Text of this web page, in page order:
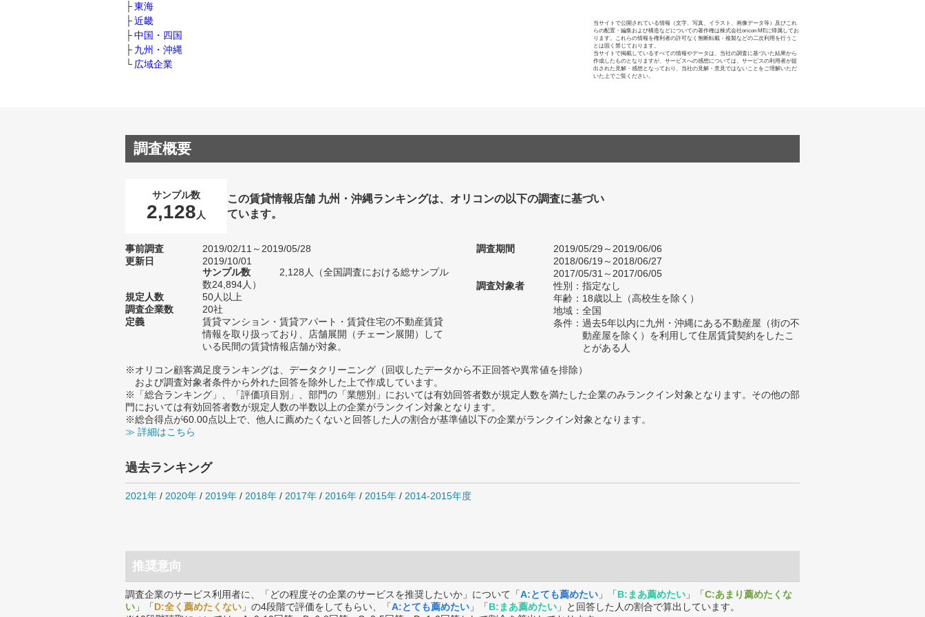
東海
近畿
中国・四国
九州・沖縄
広域企業
当サイトで公開されている情報（文字、写真、イラスト、画像データ等）及びこれ
らの配置・編集および構造などについての著作権は株式会社oricon MEに帰属してお
ります。これらの情報を権利者の許可なく無断転載・複製などの二次利用を行うこ
とは固く禁じております。
当サイトで掲載しているすべての情報やデータは、当社の調査に基づいた結果から
作成したものとなりますが、サービスへの感想については、サービスの利用者が提
出された見解・感想となっており、当社の見解・意見ではないことをご理解いただ
いた上でご覧ください。
調査概要
サンプル数
2,128 人
この賃貸情報店舗 九州・沖縄ランキングは、オリコンの以下の調査に基づい
ています。
事前調査
2019/02/11～2019/05/28
更新日
2019/10/01
サンプル数
2,128人（全国調査における総サンプル
数24,894人）
規定人数
50人以上
調査企業数
20社
定義
賃貸マンション・賃貸アパート・賃貸住宅の不動産賃貸
情報を取り扱っており、店舗展開（チェーン展開）して
いる民間の賃貸情報店舗が対象。
調査期間
2019/05/29～2019/06/06
2018/06/19～2018/06/27
2017/05/31～2017/06/05
調査対象者
性別：指定なし
年齢：18歳以上（高校生を除く）
地域：全国
条件：過去5年以内に九州・沖縄にある不動産屋（街の不
動産屋を除く）を利用して住居賃貸契約をしたこ
とがある人
※オリコン顧客満足度ランキングは、データクリーニング（回収したデータから不正回答や異常値を排除）
および調査対象者条件から外れた回答を除外した上で作成しています。
※「総合ランキング」、「評価項目別」、部門の「業態別」においては有効回答者数が規定人数を満たした企業のみランクイン対象となります。その他の部
門においては有効回答者数が規定人数の半数以上の企業がランクイン対象となります。
※総合得点が60.00点以上で、他人に薦めたくないと回答した人の割合が基準値以下の企業がランクイン対象となります。
≫ 詳細はこちら
過去ランキング
2021年 / 2020年 / 2019年 / 2018年 / 2017年 / 2016年 / 2015年 / 2014-2015年度
推奨意向
調査企業のサービス利用者に、「どの程度その企業のサービスを推奨したいか」について「A:とても薦めたい 」「B:まあ薦めたい 」「C:あまり薦めたくな
い 」「D:全く薦めたくない 」の4段階で評価をしてもらい、「A:とても薦めたい 」「B:まあ薦めたい 」と回答した人の割合で算出しています。